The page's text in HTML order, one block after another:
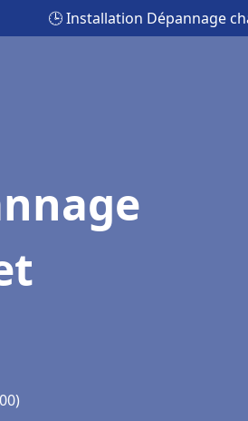
🕒 Installation Dépannage